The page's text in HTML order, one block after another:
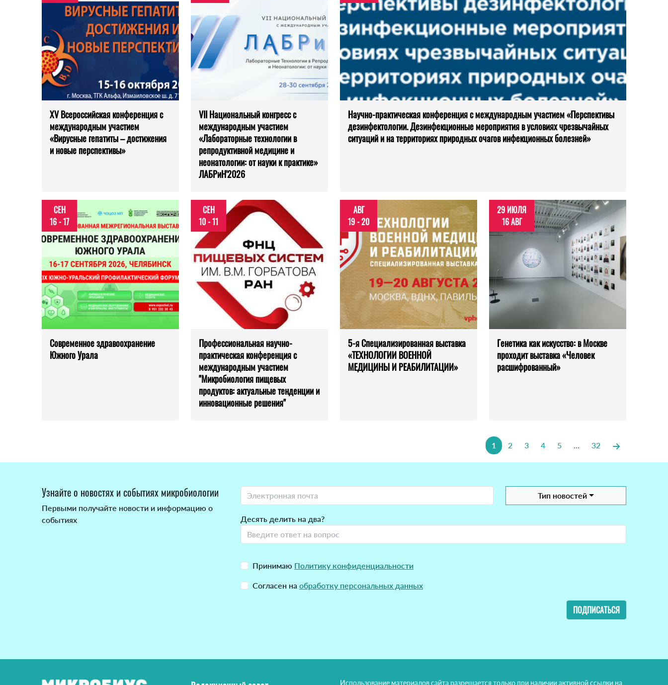
XV Всероссийская конференция с
международным участием
«Вирусные гепатиты – достижения
и новые перспективы»
VII Национальный конгресс с
международным участием
«Лабораторные технологии в
репродуктивной медицине и
неонатологии: от науки к практике»
ЛАБРиН'2026
Научно-практическая конференция с международным участием «Перспективы
дезинфектологии. Дезинфекционные мероприятия в условиях чрезвычайных
ситуаций и на территориях природных очагов инфекционных болезней»
СЕН
16 - 17
Современное здравоохранение
Южного Урала
СЕН
10 - 11
Профессиональная научно-
практическая конференция с
международным участием
"Микробиология пищевых
продуктов: актуальные тенденции и
инновационные решения"
АВГ
19 - 20
5-я Специализированная выставка
«ТЕХНОЛОГИИ ВОЕННОЙ
МЕДИЦИНЫ И РЕАБИЛИТАЦИИ»
29 ИЮЛЯ
16 АВГ
Генетика как искусство: в Москве
проходит выставка «Человек
расшифрованный»
1 2 3 4 5 ... 32
Узнайте о новостях и событиях микробиологии
Первыми получайте новости и информацию о
событиях
Тип новостей
Десять делить на два?
Принимаю Политику конфиденциальности
Согласен на обработку персональных данных
ПОДПИСАТЬСЯ
Использование материалов сайта разрешается только при наличии активной ссылки на